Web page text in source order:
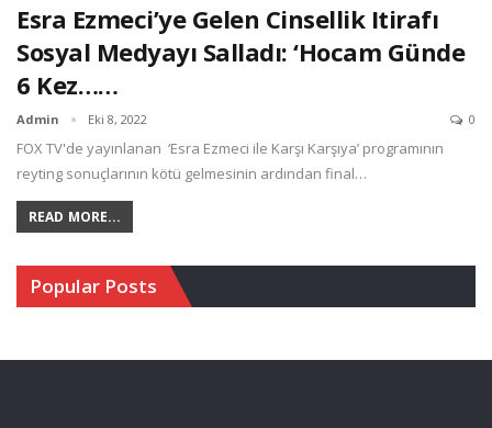
Esra Ezmeci’ye Gelen Cinsellik Itirafı
Sosyal Medyayı Salladı: ‘Hocam Günde
6 Kez……
Admin Eki 8, 2022 0
FOX TV'de yayınlanan ‘Esra Ezmeci ile Karşı Karşıya’ programının
reyting sonuçlarının kötü gelmesinin ardından final…
READ MORE...
Popular Posts